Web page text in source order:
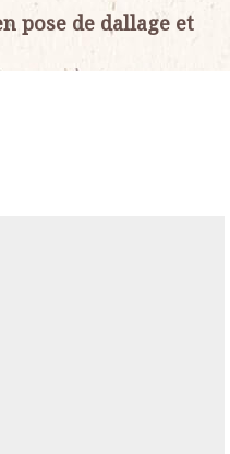
pose de dallage et